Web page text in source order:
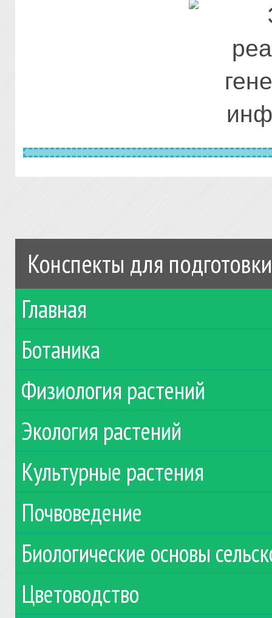
Конспекты для
Главная
Ботаника
Физиология растений
Экология растений
Культурные растения
Почвоведение
Биологические основы
Цветоводство